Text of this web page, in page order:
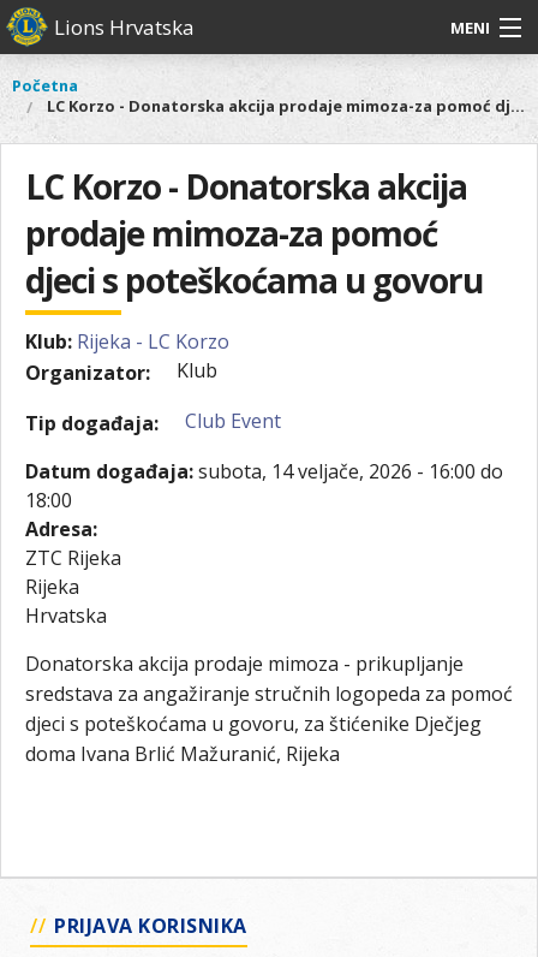
Skoči
na
sadržaj
Lions Hrvatska MENI
O nama
Lions Distrikt 126
Naši projekti
Aktivnosti
Glavni
izbornik
O
nama
Lions
Distrikt
126
Naši
projekti
Aktivnosti
Vi
ste
ovdje
Početna
LC Korzo - Donatorska akcija prodaje mimoza-za pomoć djeci s poteškoćama u govoru
LC Korzo - Donatorska akcija
prodaje mimoza-za pomoć
djeci s poteškoćama u govoru
Klub: Rijeka - LC Korzo
Organizator:
Klub
Tip događaja:
Club Event
Datum događaja:subota, 14 veljače, 2026 - 16:00 do
18:00
Adresa:
ZTC Rijeka
Rijeka
Hrvatska
Donatorska akcija prodaje mimoza - prikupljanje
sredstava za angažiranje stručnih logopeda za pomoć
djeci s poteškoćama u govoru, za štićenike Dječjeg
doma Ivana Brlić Mažuranić, Rijeka
PRIJAVA KORISNIKA